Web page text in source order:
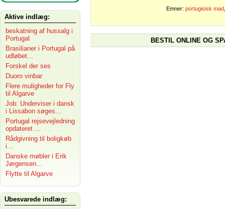
Aktive indlæg:
beskatning af hussalg i
Portugal
Brasilianer i Portugal på
udløbet...
Forskel der ses
Duoro vinbar
Flere muligheder for Fly
til Algarve
Job: Underviser i dansk
i Lissabon søges...
Portugal rejsevejledning
opdateret ...
Rådgivning til boligkøb
i...
Danske møbler i Erik
Jørgensen...
Flytte til Algarve
Ubesvarede indlæg:
Emner: portugisisk mad
BESTIL ONLINE OG